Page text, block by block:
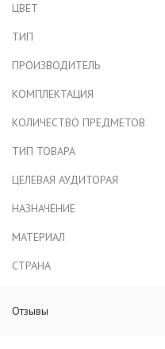
ЦВЕТ
ТИП
ПРОИЗВОДИТЕЛЬ
КОМПЛЕКТАЦИЯ
КОЛИЧЕСТВО ПРЕДМЕТОВ
ТИП ТОВАРА
ЦЕЛЕВАЯ АУДИТОРАЯ
НАЗНАЧЕНИЕ
МАТЕРИАЛ
СТРАНА
Отзывы